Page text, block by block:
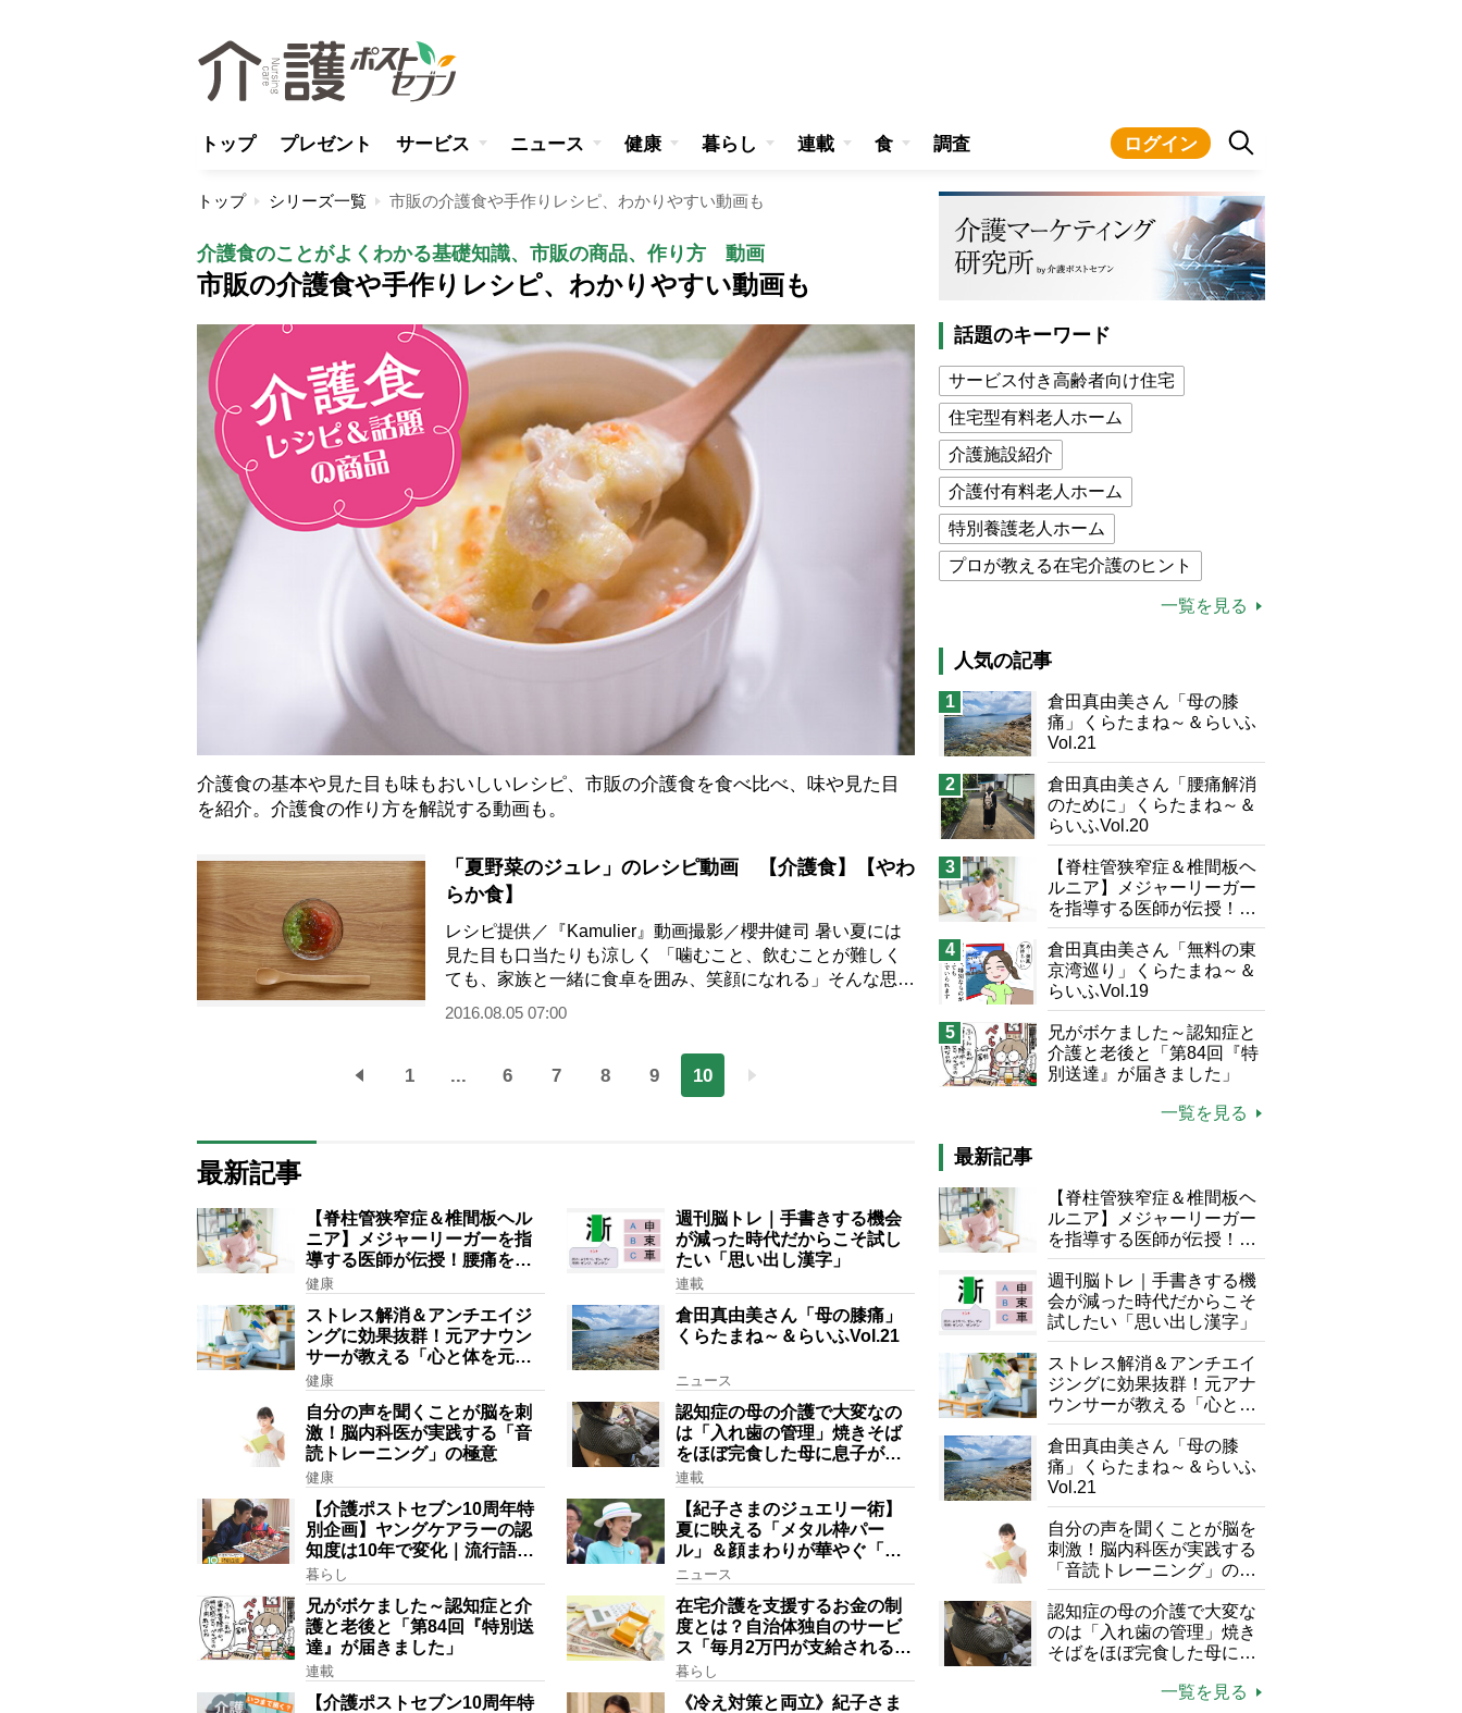
トップ プレゼント サービス ニュース 健康 暮らし 連載 食 調査 ログイン
トップ シリーズ一覧 市販の介護食や手作りレシピ、わかりやすい動画も
介護食のことがよくわかる基礎知識、市販の商品、作り方 動画
市販の介護食や手作りレシピ、わかりやすい動画も
介護食の基本や見た目も味もおいしいレシピ、市販の介護食を食べ比べ、味や見た目
を紹介。介護食の作り方を解説する動画も。
「夏野菜のジュレ」のレシピ動画 【介護食】【やわ
らか食】
レシピ提供／『Kamulier』動画撮影／櫻井健司 暑い夏には
見た目も口当たりも涼しく 「噛むこと、飲むことが難しく
ても、家族と一緒に食卓を囲み、笑顔になれる」そんな思い
をこめて『Kamulier（カムリエ）』が提案…
2016.08.05 07:00
1 ... 6 7 8 9 10
最新記事
【脊柱管狭窄症＆椎間板ヘル
ニア】メジャーリーガーを指
導する医師が伝授！腰痛を自
力で治す運動療法4選
健康
週刊脳トレ｜手書きする機会
が減った時代だからこそ試し
たい「思い出し漢字」
連載
ストレス解消＆アンチエイジ
ングに効果抜群！元アナウン
サーが教える「心と体を元気
にする音読の習慣」
健康
倉田真由美さん「母の膝痛」
くらたまね～＆らいふVol.21
ニュース
自分の声を聞くことが脳を刺
激！脳内科医が実践する「音
読トレーニング」の極意
健康
認知症の母の介護で大変なの
は「入れ歯の管理」焼きそば
をほぼ完食した母に息子が血
の気が引いた理由
連載
【介護ポストセブン10周年特
別企画】ヤングケアラーの認
知度は10年で変化｜流行語大
賞にノミネート、法律にも明
暮らし
【紀子さまのジュエリー術】
夏に映える「メタル枠パー
ル」＆顔まわりが華やぐ「揺
れる一粒」の使い分け方
ニュース
兄がボケました～認知症と介
護と老後と「第84回『特別送
達』が届きました」
連載
在宅介護を支援するお金の制
度とは？自治体独自のサービ
ス「毎月2万円が支給される」
ケースも【FP解説】
暮らし
【介護ポストセブン10周年特
《冷え対策と両立》紀子さま
話題のキーワード
サービス付き高齢者向け住宅
住宅型有料老人ホーム
介護施設紹介
介護付有料老人ホーム
特別養護老人ホーム
プロが教える在宅介護のヒント
介護食
猫が母になつきません
息子の遠距離介護サバイバル術
兄がボケました
予防法
一覧を見る
人気の記事
1
倉田真由美さん「母の膝
痛」くらたまね～＆らいふ
Vol.21
2
倉田真由美さん「腰痛解消
のために」くらたまね～＆
らいふVol.20
3
【脊柱管狭窄症＆椎間板ヘ
ルニア】メジャーリーガー
を指導する医師が伝授！腰
痛を自力で治す運動療法4
選
4
倉田真由美さん「無料の東
京湾巡り」くらたまね～＆
らいふVol.19
5
兄がボケました～認知症と
介護と老後と「第84回『特
別送達』が届きました」
一覧を見る
最新記事
【脊柱管狭窄症＆椎間板ヘ
ルニア】メジャーリーガー
を指導する医師が伝授！腰
痛を自力で治す運動療法4
選
週刊脳トレ｜手書きする機
会が減った時代だからこそ
試したい「思い出し漢字」
ストレス解消＆アンチエイ
ジングに効果抜群！元アナ
ウンサーが教える「心と体
を元気にする音読の習慣」
倉田真由美さん「母の膝
痛」くらたまね～＆らいふ
Vol.21
自分の声を聞くことが脳を
刺激！脳内科医が実践する
「音読トレーニング」の極
意
認知症の母の介護で大変な
のは「入れ歯の管理」焼き
そばをほぼ完食した母に息
一覧を見る